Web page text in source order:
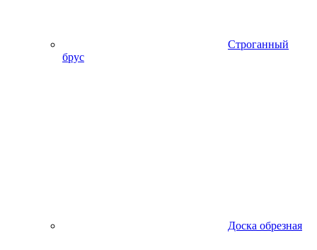
Строганный
брус
Доска обрезная